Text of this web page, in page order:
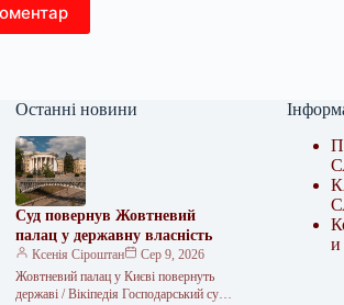
Останні новини
Суд повернув Жовтневий
палац у державну власність
Ксенія Сіроштан
Сер 9, 2026
Жовтневий палац у Києві повернуть
державі / Вікіпедія Господарський суд
и